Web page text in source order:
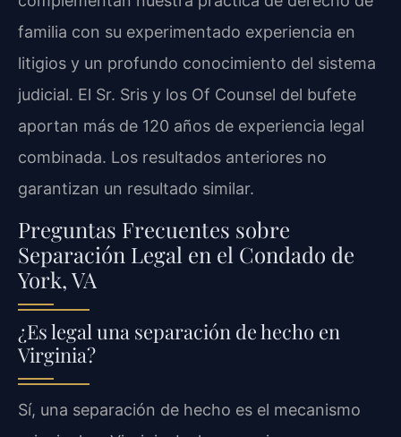
familia con su experimentado experiencia en
litigios y un profundo conocimiento del sistema
judicial. El Sr. Sris y los Of Counsel del bufete
aportan más de 120 años de experiencia legal
combinada. Los resultados anteriores no
garantizan un resultado similar.
Preguntas Frecuentes sobre
Separación Legal en el Condado de
York, VA
¿Es legal una separación de hecho en
Virginia?
Sí, una separación de hecho es el mecanismo